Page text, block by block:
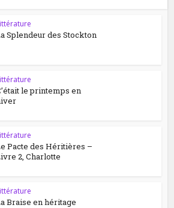
Splendeur des Stockton
le printemps en
Pacte des Héritières –
2, Charlotte
Braise en héritage